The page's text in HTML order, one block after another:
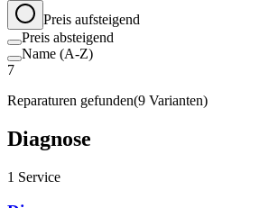
Preis aufsteigend
Preis absteigend
Name (A-Z)
7
Reparaturen gefunden(9 Varianten)
Diagnose
1 Service